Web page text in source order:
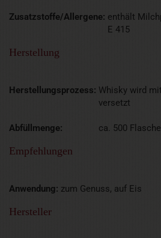
Zusatzstoffe/Allergene: enthält
E 415
Herstellung
Herstellungsprozess: Whisky wird
versetzt
Abfüllmenge: ca. 500
Empfehlungen
Anwendung: zum Genuss, auf Eis
Hersteller